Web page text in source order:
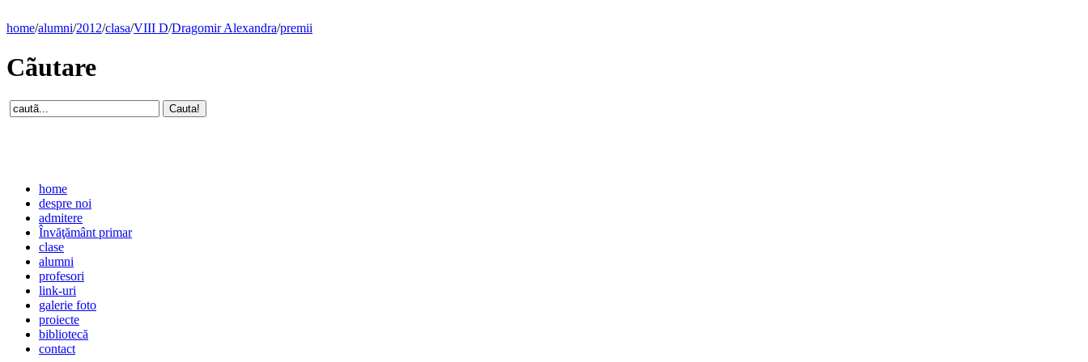
home/alumni/2012/clasa/VIII D/Dragomir Alexandra/premii
Cãutare
home
despre noi
admitere
Învăţământ primar
clase
alumni
profesori
link-uri
galerie foto
proiecte
bibliotecă
contact